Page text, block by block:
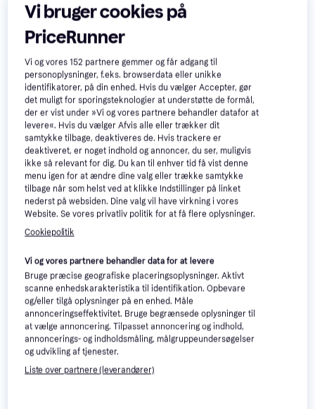
Vi bruger cookies på
PriceRunner
Vi og vores152 partnere gemmer og får adgang til
personoplysninger, f.eks. browserdata eller unikke
identifikatorer, på din enhed. Hvis du vælger Accepter, gør
det muligt for sporingsteknologier at understøtte de formål,
der er vist under »Vi og vores partnere behandler datafor at
levere«. Hvis du vælger Afvis alle eller trækker dit
samtykke tilbage, deaktiveres de. Hvis trackere er
deaktiveret, er noget indhold og annoncer, du ser, muligvis
ikke så relevant for dig. Du kan til enhver tid få vist denne
menu igen for at ændre dine valg eller trække samtykke
tilbage når som helst ved at klikke Indstillinger på linket
nederst på websiden. Dine valg vil have virkning i vores
Website. Se vores privatliv politik for at få flere oplysninger.
Cookiepolitik
Vi og vores partnere behandler data for at levere
Bruge præcise geografiske placeringsoplysninger. Aktivt
scanne enhedskarakteristika til identifikation. Opbevare
og/eller tilgå oplysninger på en enhed. Måle
annonceringseffektivitet. Bruge begrænsede oplysninger til
at vælge annoncering. Tilpasset annoncering og indhold,
annoncerings- og indholdsmåling, målgruppeundersøgelser
og udvikling af tjenester.
Liste over partnere (leverandører)